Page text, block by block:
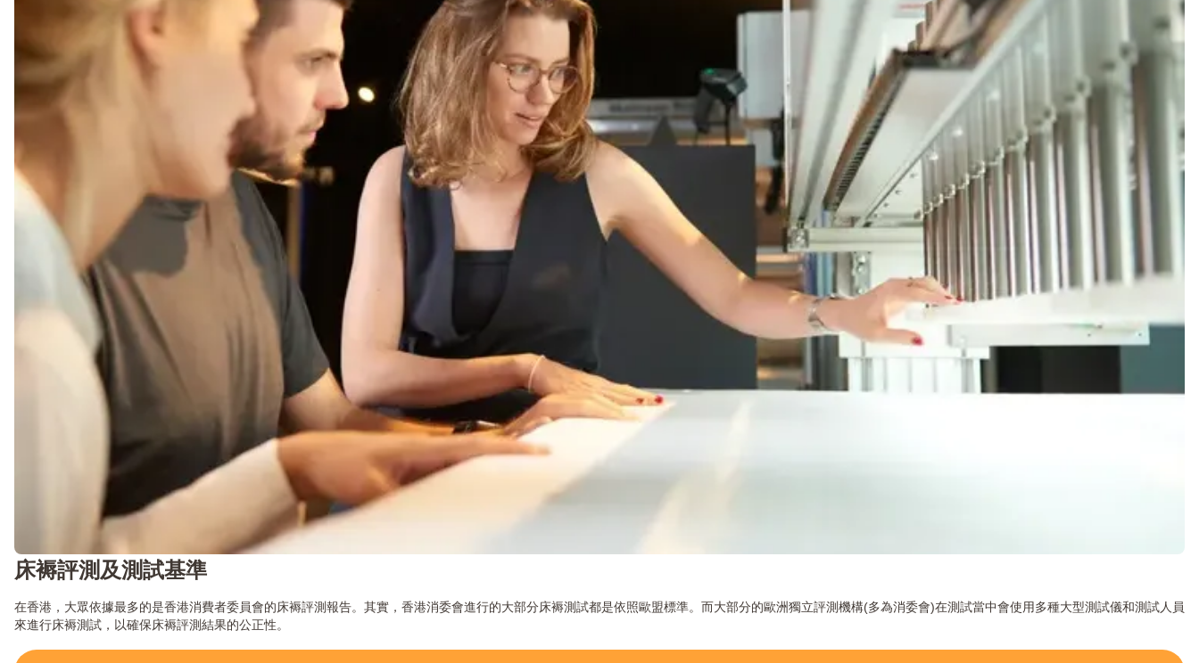
床褥評測及測試基準
在香港，大眾依據最多的是香港消費者委員會的床褥評測報告。其實，香港消委會進行的大部分床褥測試都是依照歐盟標準。而大部分的歐洲獨立評測機構(多為消委會)在測試當中會使用多種大型測試儀和測試人員
來進行床褥測試，以確保床褥評測結果的公正性。